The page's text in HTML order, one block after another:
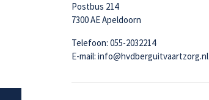
Postbus 214
7300 AE Apeldoorn
Telefoon: 055-2032214
E-mail: info@hvdberguitvaartzorg.nl